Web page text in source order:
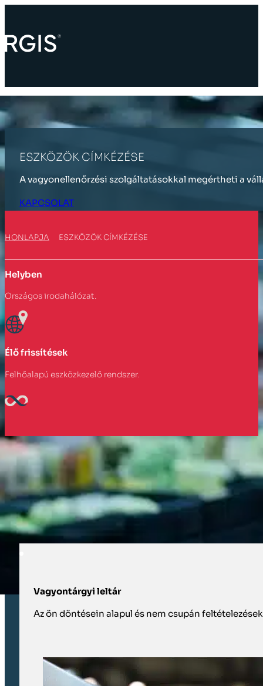
ESZKÖZÖK CÍMKÉZÉSE
A vagyonellenőrzési szolgáltatásokkal megértheti a
KAPCSOLAT
HONLAPJA ESZKÖZÖK CÍMKÉZÉSE
Helyben
Országos irodahálózat.
Élő frissítések
Felhőalapú eszközkezelő rendszer.
HOGYAN TÁMOGATJUK ÖNT A
TULAJDONÁBAN LÉVŐ ESZKÖZÖK
Az összes eszköz teljes átláthatósága,
megjelölésével kiküszöböli a találgatásokat,
Vagyontárgyi leltár
Az ön döntésein alapul és nem csupán